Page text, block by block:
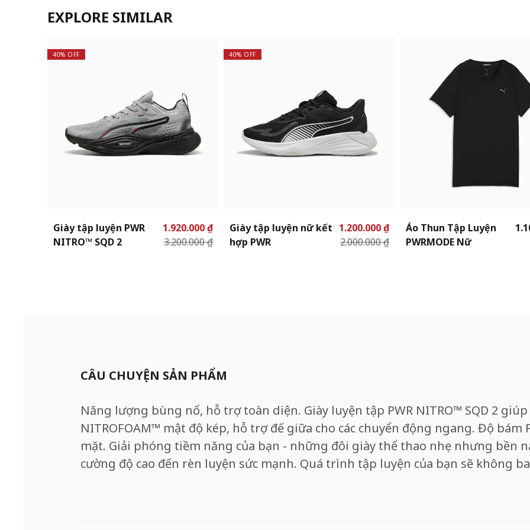
EXPLORE SIMILAR
40% OFF
Giày tập luyện PWR
NITRO™ SQD 2
1.920.000 ₫
3.200.000 ₫
40% OFF
Giày tập luyện nữ kết
hợp PWR
1.200.000 ₫
2.000.000 ₫
Áo Thun Tập Luyện
PWRMODE Nữ
CÂU CHUYỆN SẢN PHẨM
Năng lượng bùng nổ, hỗ trợ toàn diện. Giày luyện tập PWR NITRO™ SQD 2
NITROFOAM™ mật độ kép, hỗ trợ đế giữa cho các chuyển động ngang. Độ bám
mặt. Giải phóng tiềm năng của bạn - những đôi giày thể thao nhẹ nhưng bền
cường độ cao đến rèn luyện sức mạnh. Quá trình tập luyện của bạn sẽ không